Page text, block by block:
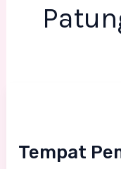
Tempat